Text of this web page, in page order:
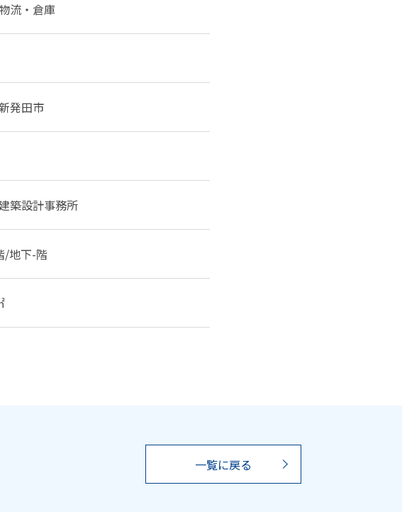
流・倉庫
発田市
築設計事務所
/地下-階
一覧に戻る